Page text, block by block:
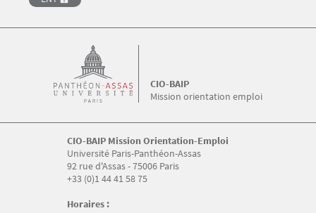
Mission orientation emploi
CIO-BAIP
CIO-BAIP Mission Orientation-Emploi
Université Paris-Panthéon-Assas
92 rue d'Assas - 75006 Paris
+33 (0)1 44 41 58 75
Horaires :